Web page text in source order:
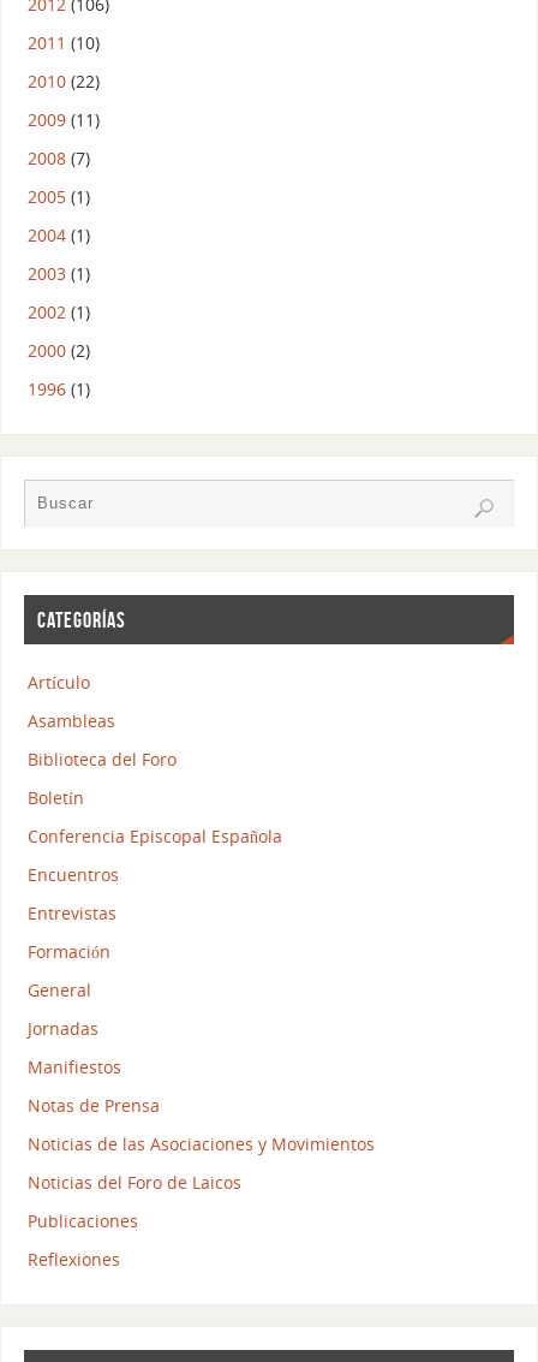
2012(106)
2011 (10)
2010(22)
2009(11)
2008(7)
2005(1)
2004(1)
2003(1)
2002(1)
2000(2)
1996(1)
CATEGORÍAS
Artículo
Asambleas
Biblioteca del Foro
Boletín
Conferencia Episcopal Española
Encuentros
Entrevistas
Formación
General
Jornadas
Manifiestos
Notas de Prensa
Noticias de las Asociaciones y Movimientos
Noticias del Foro de Laicos
Publicaciones
Reflexiones